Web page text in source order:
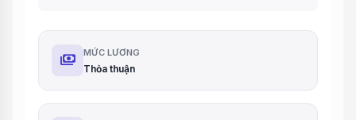
payments MỨC LƯƠNG
Thỏa thuận